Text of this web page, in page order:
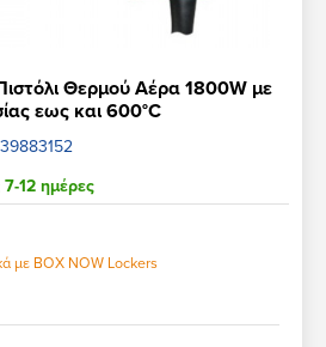
Θερμού Αέρα 1800W με
εως και 600°C
12 ημέρες
με BOX NOW Lockers